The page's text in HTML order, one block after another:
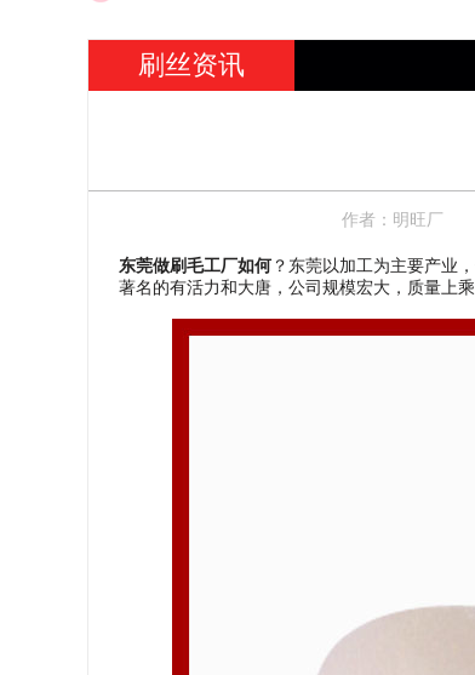
刷丝资讯
作者： 明旺厂
东莞做刷毛工厂如何 ？东莞以加工为主要产业
著名的有活力和大唐，公司规模宏大，质量上乘